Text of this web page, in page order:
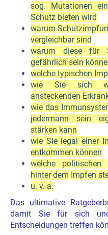
sog. Mutationen
Schutz bieten wird
warum
vergleichbar sind
warum diese für
gefährlich sein
welche typischen
wie Sie sich
ansteckenden
wie das
jedermann sein
stärken kann
wie Sie legal einer
entkommen können
welche politischen
hinter dem Impfen
u. v. a.
Das ultimative
damit Sie für sich
Entscheidungen treffen